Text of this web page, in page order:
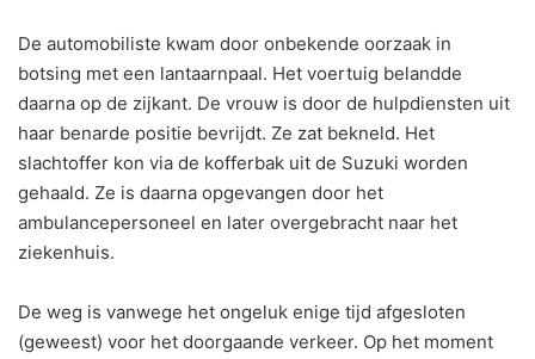
De automobiliste kwam door onbekende oorzaak in
botsing met een lantaarnpaal. Het voertuig belandde
daarna op de zijkant. De vrouw is door de hulpdiensten uit
haar benarde positie bevrijdt. Ze zat bekneld. Het
slachtoffer kon via de kofferbak uit de Suzuki worden
gehaald. Ze is daarna opgevangen door het
ambulancepersoneel en later overgebracht naar het
ziekenhuis.
De weg is vanwege het ongeluk enige tijd afgesloten
(geweest) voor het doorgaande verkeer. Op het moment